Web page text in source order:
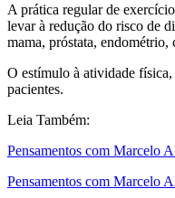
A prática regular de
levar à redução do risco de
mama, próstata, endométrio,
O estímulo à atividade
pacientes.
Leia Também:
Pensamentos com Marcelo
Pensamentos com Marcelo